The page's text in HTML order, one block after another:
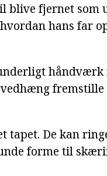
blive fjernet som
hans far
håndværk
fremstille
tapet. De kan
forme til